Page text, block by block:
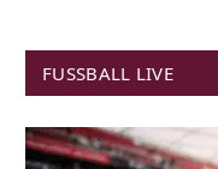
FUSSBALL LIVE